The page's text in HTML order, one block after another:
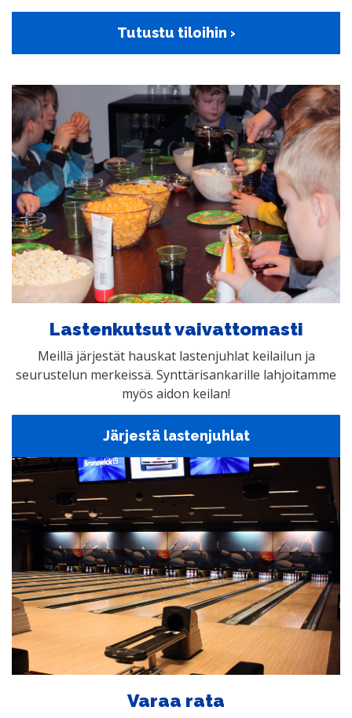
Tutustu tiloihin ›
Lastenkutsut vaivattomasti
Meillä järjestät hauskat lastenjuhlat keilailun ja
seurustelun merkeissä. Synttärisankarille lahjoitamme
myös aidon keilan!
Järjestä lastenjuhlat
Varaa rata